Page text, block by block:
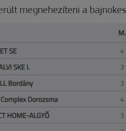
megnehezíteni a